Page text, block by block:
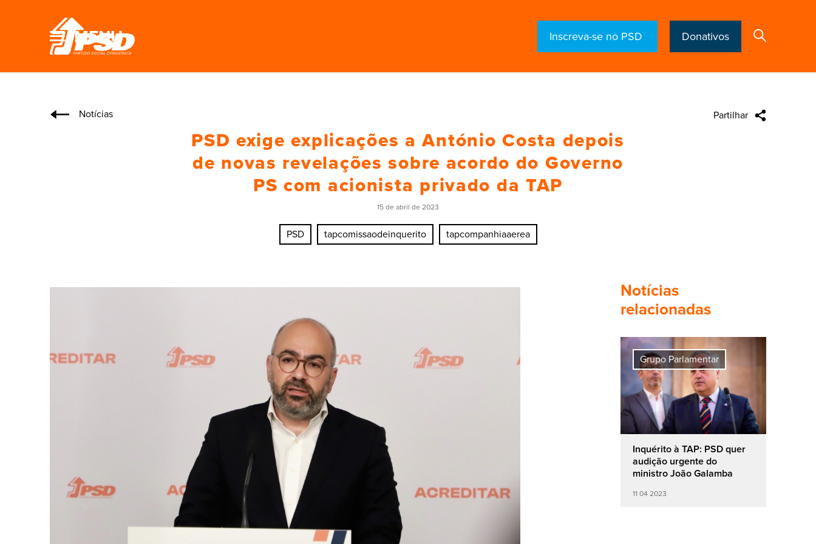
MENU Inscreva-se no PSD Donativos
Notícias Partilhar
PSD exige explicações a António Costa depois
de novas revelações sobre acordo do Governo
PS com acionista privado da TAP
15 de abril de 2023
PSD tapcomissaodeinquerito tapcompanhiaaerea
Notícias
relacionadas
Grupo Parlamentar
Inquérito à TAP: PSD quer
audição urgente do
ministro João Galamba
11 04 2023